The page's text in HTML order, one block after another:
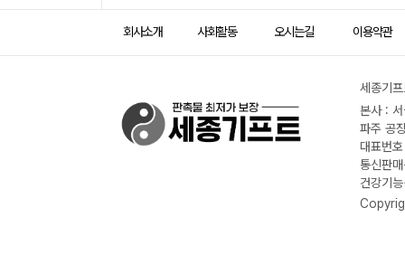
회사소개 사회활동 오시는길 이용약관
세종기
본사 :
파주 공
대표번
통신판
건강기